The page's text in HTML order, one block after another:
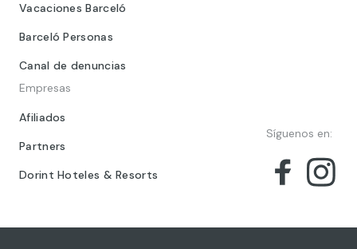
Vacaciones Barceló
Barceló Personas
Canal de denuncias
Empresas
Afiliados
Partners
Dorint Hoteles & Resorts
Síguenos en: